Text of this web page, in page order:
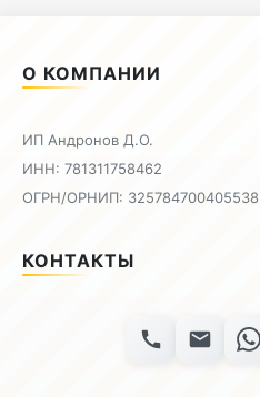
О КОМПАНИИ
ИП Андронов Д.О.
ИНН: 781311758462
ОГРН/ОРНИП: 325784700405538
КОНТАКТЫ